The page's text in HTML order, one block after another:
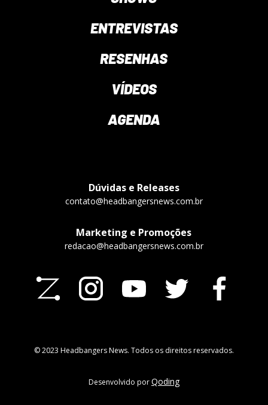
ENTREVISTAS
RESENHAS
VÍDEOS
AGENDA
Dúvidas e Releases
contato@headbangersnews.com.br
Marketing e Promoções
redacao@headbangersnews.com.br
© 2023 Headbangers News. Todos os direitos reservados.
Desenvolvido porQoding